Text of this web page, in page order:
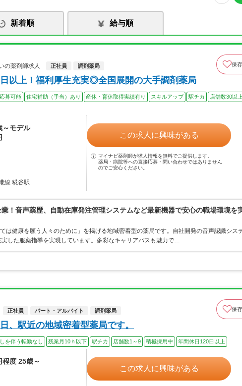
新着順 給与順
の薬剤師求人
正社員 調剤薬局 保
日以上！福利厚生充実◎全国展開の大手調剤薬局
募可能 住宅補助（手当）あり 産休・育休取得実績有り スキルアップ 駅チカ
店舗数30以上
～モデル
線 糀谷駅
この求人に興味がある
マイナビ薬剤師が求人情報を無料でご提供します。
薬局・病院等への直接応募・問い合わせではありません
のでご安心ください。
！音声薬歴、自動在庫発注管理システムなど最新機器で安心の職場環境を
は健康を願う人々のために」を掲げる地域密着型の薬局です。自社開発の音声認識シス
した服薬指導を実現しています。多彩なキャリアパスも魅力で…
正社員 パート・アルバイト 調剤薬局 保
、駅近の地域密着型薬局です。
を伴う転勤なし 残業月10ｈ以下 駅チカ 店舗数1～9 積極採用中 年間休日120日以上
程度 25歳～
この求人に興味がある